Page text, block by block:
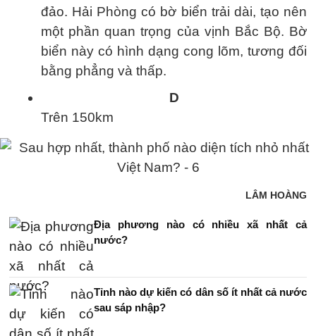
đảo. Hải Phòng có bờ biển trải dài, tạo nên
một phần quan trọng của vịnh Bắc Bộ. Bờ
biển này có hình dạng cong lõm, tương đối
bằng phẳng và thấp.
D
Trên 150km
LÂM HOÀNG
Địa phương nào có nhiều xã nhất cả
nước?
Tỉnh nào dự kiến có dân số ít nhất cả nước
sau sáp nhập?